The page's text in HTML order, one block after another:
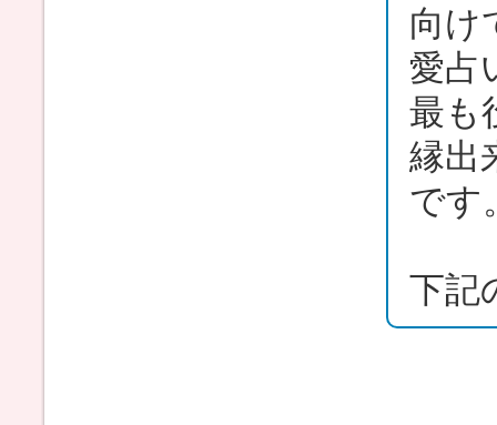
向け
愛占
最も
縁出
です
下記